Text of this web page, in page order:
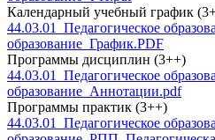
Календарный учебный график
44.03.01_Педагогическое
образование_График.PDF
Программы дисциплин (3++)
44.03.01_Педагогическое
образование_Аннотации.pdf
Программы практик (3++)
44.03.01_Педагогическое